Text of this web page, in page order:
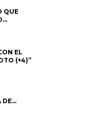
QUE
“UNA
EL
(+4)”
DE
DE
UN